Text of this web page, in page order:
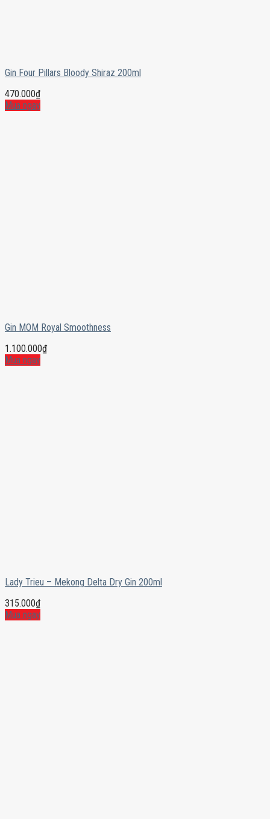
Gin Four Pillars Bloody Shiraz 200ml
470.000₫
Mua ngay
Gin MOM Royal Smoothness
1.100.000₫
Mua ngay
Lady Trieu – Mekong Delta Dry Gin 200ml
315.000₫
Mua ngay